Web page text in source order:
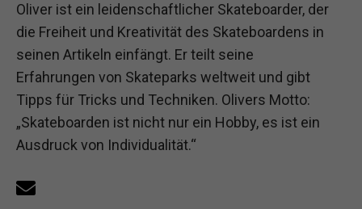
Oliver ist ein leidenschaftlicher Skateboarder, der
die Freiheit und Kreativität des Skateboardens in
seinen Artikeln einfängt. Er teilt seine
Erfahrungen von Skateparks weltweit und gibt
Tipps für Tricks und Techniken. Olivers Motto:
„Skateboarden ist nicht nur ein Hobby, es ist ein
Ausdruck von Individualität.“